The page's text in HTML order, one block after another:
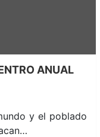
ANUAL
y el poblado